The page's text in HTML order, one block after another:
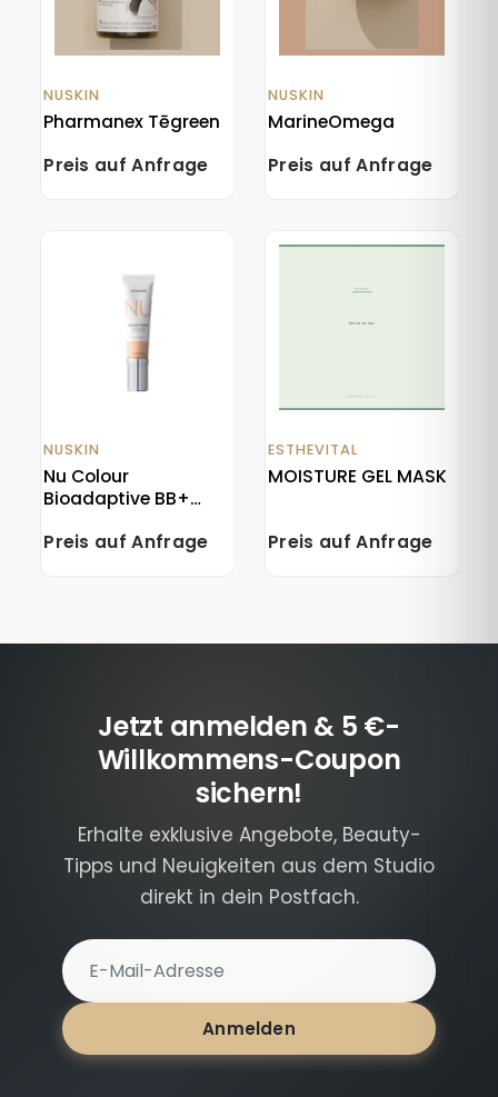
NUSKIN
Pharmanex Tēgreen
Preis auf Anfrage
NUSKIN
MarineOmega
Preis auf Anfrage
NUSKIN
Nu Colour
Bioadaptive BB+
Foundation
Preis auf Anfrage
ESTHEVITAL
MOISTURE GEL MASK
Preis auf Anfrage
Jetzt anmelden & 5 €-
Willkommens-Coupon
sichern!
Erhalte exklusive Angebote, Beauty-
Tipps und Neuigkeiten aus dem Studio
direkt in dein Postfach.
E-Mail-Adresse für Newsletter
Anmelden